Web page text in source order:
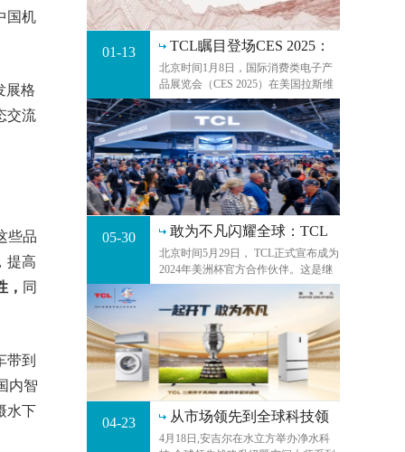
国机
展格
交流
些品
提高
， 同
带到
内智
水下
01-13
TCL瞩目登场CES 2025：
引领全
北京时间1月8日，国际消费类电子产
品展览会（CES 2025）在美国拉斯维
加斯开幕。TCL实业与TCL科技共同参
展，聚焦展示Mini LED、印刷OLED
等多款创新显示产品，持续引领全球
显示技术升级。
05-30
敢为不凡闪耀全球：TCL
连
北京时间5月29日， TCL正式宣布成为
2024年美洲杯官方合作伙伴。这是继
2019、2021年之后，TCL第三次携手
美洲杯。此次合作是TCL在全球体育
营销道路上的又一次重要里程碑，与
美洲杯的三度
04-23 从市场领先到全球科技领
4月18日,安吉尔在水立方举办净水科